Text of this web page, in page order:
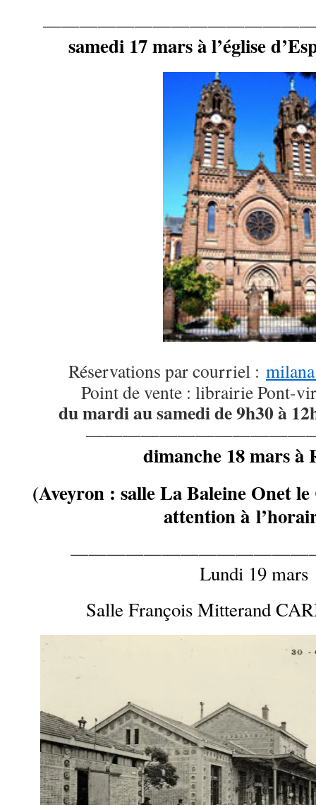
samedi 17 mars à l’église
Réservations par courriel :
Point de vente : librairie Pont-
du mardi au samedi de 9h30 à
dimanche 18 mars à
(Aveyron : salle La Baleine Onet
attention à
Lundi 19 mars
Salle François Mitterand